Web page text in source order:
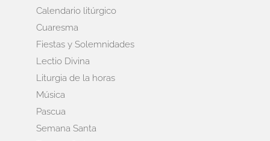
Calendario litúrgico
Cuaresma
Fiestas y Solemnidades
Lectio Divina
Liturgia de la horas
Música
Pascua
Semana Santa